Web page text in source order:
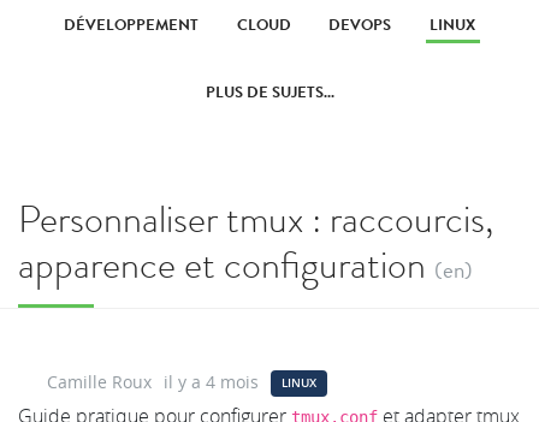
DÉVELOPPEMENT CLOUD DEVOPS LINUX
PLUS DE SUJETS...
Personnaliser tmux : raccourcis,
apparence et configuration (en)
Camille Roux il y a 4 mois LINUX
Guide pratique pour configurer tmux.conf et adapter tmux